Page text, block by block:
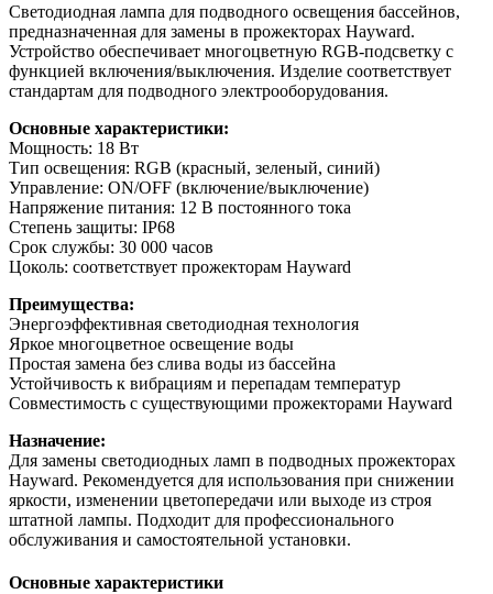
Светодиодная лампа для подводного освещения бассейнов,
предназначенная для замены в прожекторах Hayward.
Устройство обеспечивает многоцветную RGB-подсветку с
функцией включения/выключения. Изделие соответствует
стандартам для подводного электрооборудования.
Основные характеристики:
Мощность: 18 Вт
Тип освещения: RGB (красный, зеленый, синий)
Управление: ON/OFF (включение/выключение)
Напряжение питания: 12 В постоянного тока
Степень защиты: IP68
Срок службы: 30 000 часов
Цоколь: соответствует прожекторам Hayward
Преимущества:
Энергоэффективная светодиодная технология
Яркое многоцветное освещение воды
Простая замена без слива воды из бассейна
Устойчивость к вибрациям и перепадам температур
Совместимость с существующими прожекторами Hayward
Назначение:
Для замены светодиодных ламп в подводных прожекторах
Hayward. Рекомендуется для использования при снижении
яркости, изменении цветопередачи или выходе из строя
штатной лампы. Подходит для профессионального
обслуживания и самостоятельной установки.
Основные характеристики